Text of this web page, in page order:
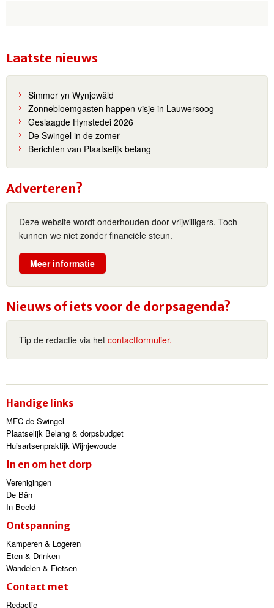
Laatste nieuws
Simmer yn Wynjewâld
Zonnebloemgasten happen visje in Lauwersoog
Geslaagde Hynstedei 2026
De Swingel in de zomer
Berichten van Plaatselijk belang
Adverteren?
Deze website wordt onderhouden door vrijwilligers. Toch
kunnen we niet zonder financiële steun.
Meer informatie
Nieuws of iets voor de dorpsagenda?
Tip de redactie via het contactformulier.
Handige links
MFC de Swingel
Plaatselijk Belang & dorpsbudget
Huisartsenpraktijk Wijnjewoude
In en om het dorp
Verenigingen
De Bân
In Beeld
Ontspanning
Kamperen & Logeren
Eten & Drinken
Wandelen & Fietsen
Contact met
Redactie